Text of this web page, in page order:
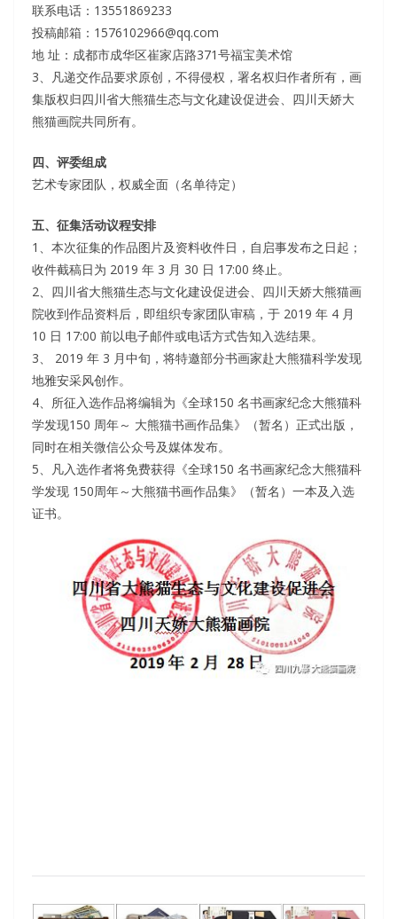
联系电话：13551869233
投稿邮箱：1576102966@qq.com
地 址：成都市成华区崔家店路371号福宝美术馆
3、凡递交作品要求原创，不得侵权，署名权归作者所有，画
集版权归四川省大熊猫生态与文化建设促进会、四川天娇大
熊猫画院共同所有。
四、评委组成
艺术专家团队，权威全面（名单待定）
五、征集活动议程安排
1、本次征集的作品图片及资料收件日，自启事发布之日起；
收件截稿日为 2019 年 3 月 30 日 17:00 终止。
2、四川省大熊猫生态与文化建设促进会、四川天娇大熊猫画
院收到作品资料后，即组织专家团队审稿，于 2019 年 4 月
10 日 17:00 前以电子邮件或电话方式告知入选结果。
3、 2019 年 3 月中旬，将特邀部分书画家赴大熊猫科学发现
地雅安采风创作。
4、所征入选作品将编辑为《全球150 名书画家纪念大熊猫科
学发现150 周年～ 大熊猫书画作品集》（暂名）正式出版，
同时在相关微信公众号及媒体发布。
5、凡入选作者将免费获得《全球150 名书画家纪念大熊猫科
学发现 150周年～大熊猫书画作品集》（暂名）一本及入选
证书。